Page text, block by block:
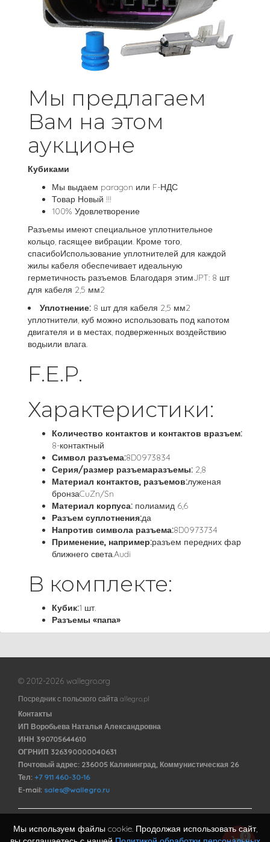
Мы предлагаем
Вам на этом
аукционе
Кубиками
Мы выдаем paragon или F-НДС
Товар Новый !!!
100% Удовлетворение
Разъемы имеют специальное уплотнительное
кольцо, гасящее вибрации. Кроме того,
спасибоИспользование уплотнителей для каждой
жилы кабеля обеспечивает идеальную
герметичность разъемов. Благодаря этимJPT: 8 шт
для кабеля 2,5 мм2
Уплотнение: 8 шт для кабеля 2,5 мм2
уплотнители, куб можно использовать под капотом
двигателя и в местах, подверженных воздействию
водыили влага.
F.E.P.
Характеристики:
Количество контактов и контактов вразъем:
8-контактный
Символ разъема:8D0973834
Серия/размер разъемаразъемы: 2,8
Материал контактов, разъемов:луженая
бронзаCuZn/Sn
Материал корпуса: полиамид 6,6
Разъем суплотнения:да
Напротив символа разъема:8D0973734
Применение, например:разъем передних фар
ближнего света.Audi
В комплекте:
Кубик:1 шт.
Разъемы «папа»
© 2012-2026 wallegro.org
Посредник с польского сайта allegro.pl
Контакты
ИП Воробьева Наталья Александровна
ИНН 390705644610
ОГРНИП 326390000040631
Почтовый адрес: 236005 Калининград, Коммунистическая 26
Тел: +7 911 460-30-16
E-mail: sales@wallegro.ru
Договор оферты
0
Мы используем файлы cookie. Продолжая использовать сайт,